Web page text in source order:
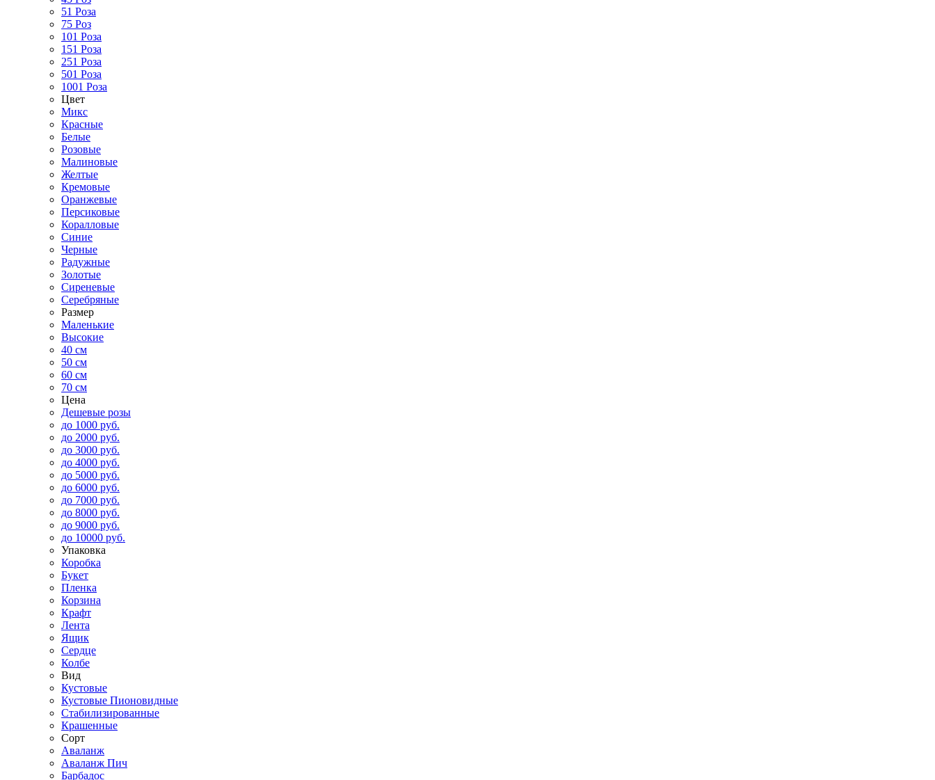
51 Роза
75 Роз
101 Роза
151 Роза
251 Роза
501 Роза
1001 Роза
Цвет
Микс
Красные
Белые
Розовые
Малиновые
Желтые
Кремовые
Оранжевые
Персиковые
Коралловые
Синие
Черные
Радужные
Золотые
Сиреневые
Серебряные
Размер
Маленькие
Высокие
40 см
50 см
60 см
70 см
Цена
Дешевые розы
до 1000 руб.
до 2000 руб.
до 3000 руб.
до 4000 руб.
до 5000 руб.
до 6000 руб.
до 7000 руб.
до 8000 руб.
до 9000 руб.
до 10000 руб.
Упаковка
Коробка
Букет
Пленка
Корзина
Крафт
Лента
Ящик
Сердце
Колбе
Вид
Кустовые
Кустовые Пионовидные
Стабилизированные
Крашенные
Сорт
Аваланж
Аваланж Пич
Барбадос